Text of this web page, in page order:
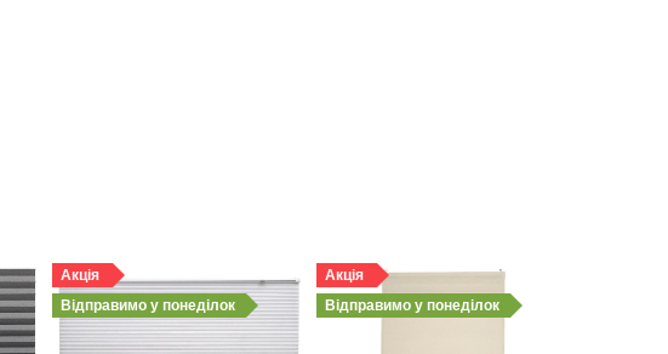
Акція
Відправимо у понеділок
Акція
Відправимо у понеділок